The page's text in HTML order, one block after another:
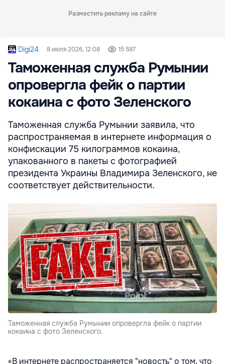
Разместить рекламу на сайте
Digi24 8 июля 2026, 12:08 15 587
Таможенная служба Румынии
опровергла фейк о партии
кокаина с фото Зеленского
Таможенная служба Румынии заявила, что
распространяемая в интернете информация о
конфискации 75 килограммов кокаина,
упакованного в пакеты с фотографией
президента Украины Владимира Зеленского, не
соответствует действительности.
Таможенная служба Румынии опровергла фейк о партии
кокаина с фото Зеленского.
«В интернете распространяется "новость" о том, что